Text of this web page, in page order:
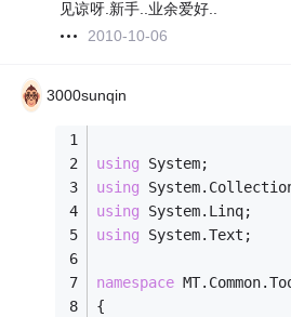
见谅呀.新手..业余爱好..
2010-10-06
3000sunqin
using System;
using
using System.Linq;
using System.Text;
namespace
{